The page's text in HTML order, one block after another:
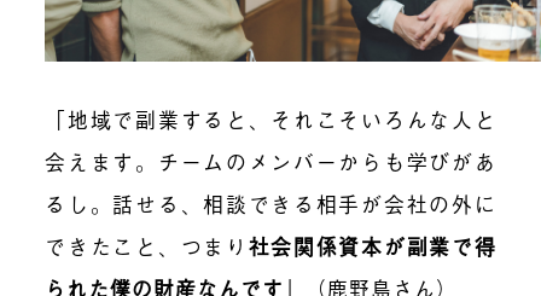
「地域で副業すると、それこそいろんな人と
会えます。チームのメンバーからも学びがあ
るし。話せる、相談できる相手が会社の外に
できたこと、つまり 社会関係資本が副業で得
られた僕の財産なんです 」（鹿野島さん）